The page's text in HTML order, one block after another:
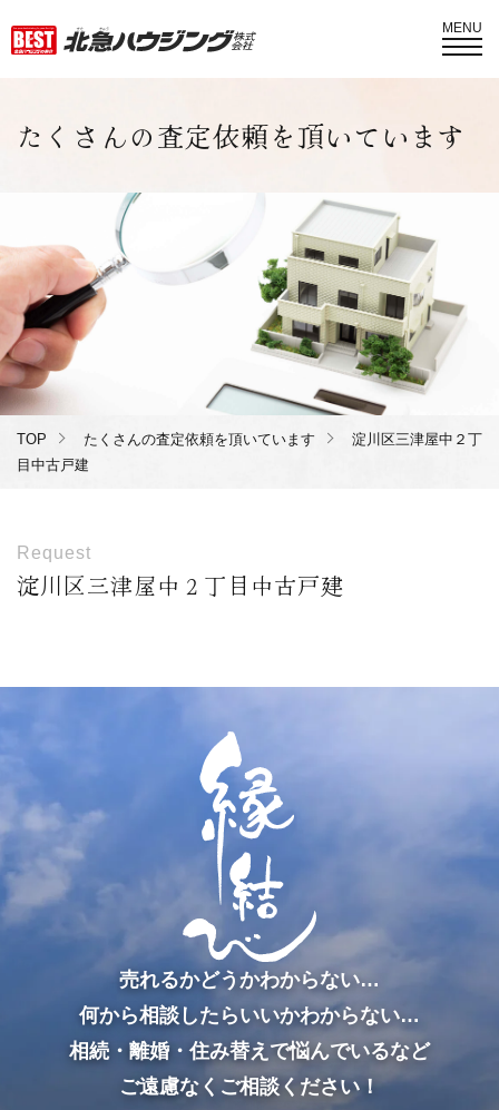
MENU
たくさんの査定依頼を頂いています
TOP たくさんの査定依頼を頂いています
淀川区三津屋中２丁
目中古戸建
Request
淀川区三津屋中２丁目中古戸建
売れるかどうかわからない…
何から相談したらいいかわからない…
相続・離婚・住み替えで悩んでいるなど
ご遠慮なくご相談ください！